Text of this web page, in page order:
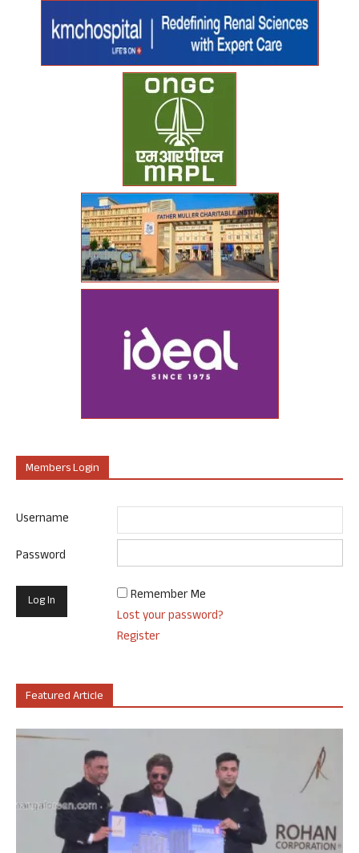
Members Login
Username
Password
Remember Me
Lost your password?
Register
Featured Article